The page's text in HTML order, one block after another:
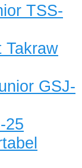
TSS-
Takraw
GSJ-
25